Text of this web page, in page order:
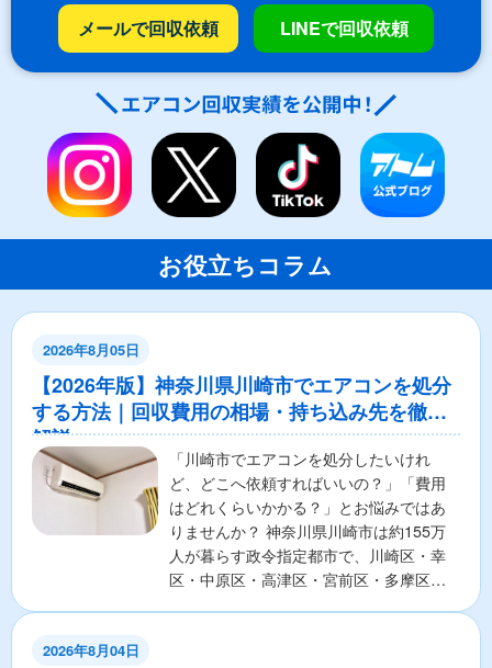
メールで回収依頼 LINEで回収依頼
お役立ちコラム
2026年8月05日
【2026年版】神奈川県川崎市でエアコンを処分
する方法｜回収費用の相場・持ち込み先を徹底
解説
「川崎市でエアコンを処分したいけれ
ど、どこへ依頼すればいいの？」「費用
はどれくらいかかる？」とお悩みではあ
りませんか？ 神奈川県川崎市は約155万
人が暮らす政令指定都市で、川崎区・幸
区・中原区・高津区・宮前区・多摩区・
2026年8月04日